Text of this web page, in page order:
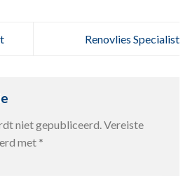
Renovlies Specialist
niet gepubliceerd. Vereiste
met *